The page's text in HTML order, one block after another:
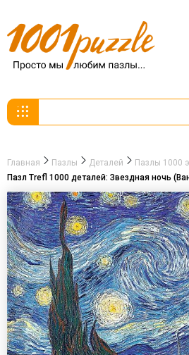
Главная Пазлы Деталей
Пазлы 1000
Пазл Trefl 1000 деталей: Звездная ночь